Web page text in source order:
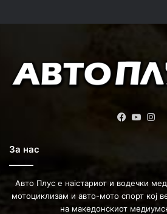
Facebook
За нас
Авто Плус е наістариот и водечки
мотоциклизам и авто-мото спорт кој
на македонскиот